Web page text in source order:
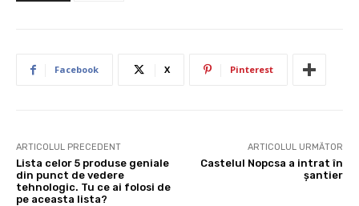
Facebook X Pinterest
ARTICOLUL PRECEDENT
Lista celor 5 produse geniale
din punct de vedere
tehnologic. Tu ce ai folosi de
pe aceasta lista?
ARTICOLUL URMĂTOR
Castelul Nopcsa a intrat în
șantier